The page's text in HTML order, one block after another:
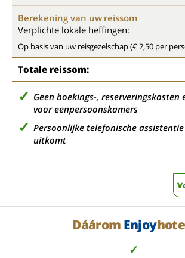
Berekening van uw reissom
Verplichte lokale heffingen:
Op basis van uw reisgezelschap (€ 2,50 per
Totale reissom:
Geen boekings-, reserveringskosten
voor eenpersoonskamers
Persoonlijke telefonische
uitkomt
Dáárom Enjoy
✓